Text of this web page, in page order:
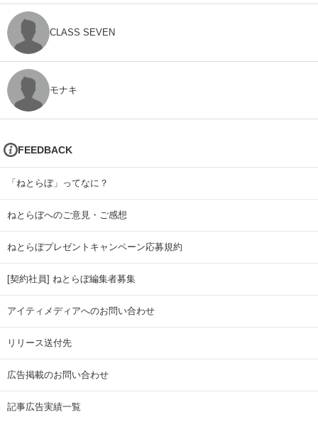
CLASS SEVEN
モナキ
FEEDBACK
「ねとらぼ」ってなに？
ねとらぼへのご意見・ご感想
ねとらぼプレゼントキャンペーン応募規約
[契約社員] ねとらぼ編集者募集
アイティメディアへのお問い合わせ
リリース送付先
広告掲載のお問い合わせ
記事広告実績一覧